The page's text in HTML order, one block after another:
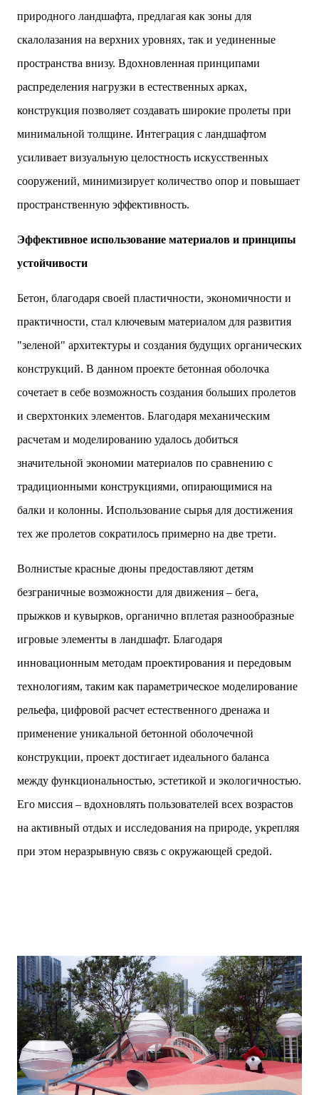
природного ландшафта, предлагая как зоны для
скалолазания на верхних уровнях, так и уединенные
пространства внизу. Вдохновленная принципами
распределения нагрузки в естественных арках,
конструкция позволяет создавать широкие пролеты при
минимальной толщине. Интеграция с ландшафтом
усиливает визуальную целостность искусственных
сооружений, минимизирует количество опор и повышает
пространственную эффективность.
Эффективное использование материалов и принципы
устойчивости
Бетон, благодаря своей пластичности, экономичности и
практичности, стал ключевым материалом для развития
"зеленой" архитектуры и создания будущих органических
конструкций. В данном проекте бетонная оболочка
сочетает в себе возможность создания больших пролетов
и сверхтонких элементов. Благодаря механическим
расчетам и моделированию удалось добиться
значительной экономии материалов по сравнению с
традиционными конструкциями, опирающимися на
балки и колонны. Использование сырья для достижения
тех же пролетов сократилось примерно на две трети.
Волнистые красные дюны предоставляют детям
безграничные возможности для движения – бега,
прыжков и кувырков, органично вплетая разнообразные
игровые элементы в ландшафт. Благодаря
инновационным методам проектирования и передовым
технологиям, таким как параметрическое моделирование
рельефа, цифровой расчет естественного дренажа и
применение уникальной бетонной оболочечной
конструкции, проект достигает идеального баланса
между функциональностью, эстетикой и экологичностью.
Его миссия – вдохновлять пользователей всех возрастов
на активный отдых и исследования на природе, укрепляя
при этом неразрывную связь с окружающей средой.